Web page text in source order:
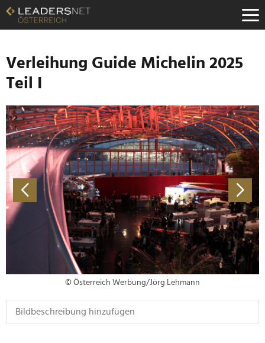
Zum
Inhalt
Zur
Navigation
Zur
Hauptnavigation
Verleihung Guide Michelin 2025
Teil I
© Österreich Werbung/Jörg Lehmann